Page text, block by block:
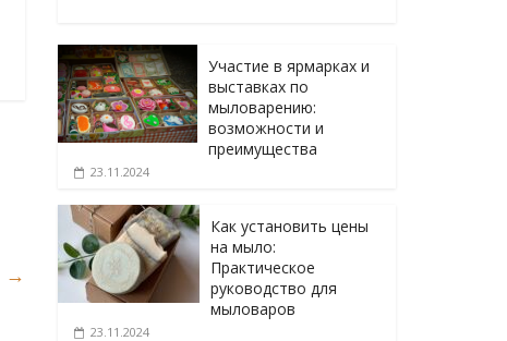
→
Участие в ярмарках и
выставках по
мыловарению:
возможности и
преимущества
23.11.2024
Как установить цены
на мыло:
Практическое
руководство для
мыловаров
23.11.2024